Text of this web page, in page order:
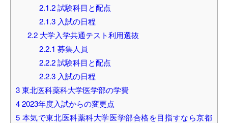
2.1.2試験科目と配点
2.1.3入試の日程
2.2大学入学共通テスト利用選抜
2.2.1 募集人員
2.2.2試験科目と配点
2.2.3入試の日程
3東北医科薬科大学医学部の学費
42023年度入試からの変更点
5 本気で東北医科薬科大学医学部合格を目指すなら京都